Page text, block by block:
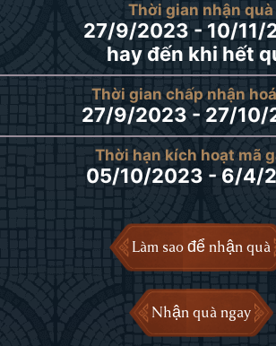
Thời gian nhận quà
27/9/2023 - 10/11/
hay đến khi hết
Thời gian chấp nhận
27/9/2023 - 27/10/
Thời hạn kích hoạt mã
05/10/2023 - 6/4/
Làm sao để nhận quà
Nhận quà ngay